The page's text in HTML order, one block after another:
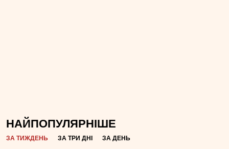
НАЙПОПУЛЯРНІШЕ
ЗА ТИЖДЕНЬ ЗА ТРИ ДНІ ЗА ДЕНЬ